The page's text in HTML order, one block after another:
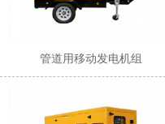
管道用移动发电机组